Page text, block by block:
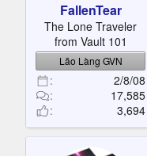
FallenTear
The Lone Traveler
from Vault 101
Lão Làng GVN
2/8/08
17,585
3,694